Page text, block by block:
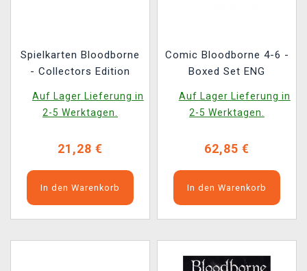
Spielkarten Bloodborne
- Collectors Edition
Auf Lager Lieferung in
2-5 Werktagen.
21,28 €
In den Warenkorb
Comic Bloodborne 4-6 -
Boxed Set ENG
Auf Lager Lieferung in
2-5 Werktagen.
62,85 €
In den Warenkorb